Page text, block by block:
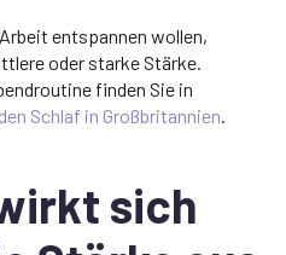
entspannen wollen,
oder starke Stärke.
finden Sie in
Schlaf in Großbritannien.
sich